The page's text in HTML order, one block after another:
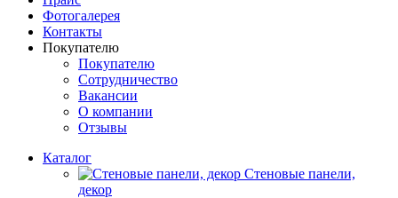
Фотогалерея
Контакты
Покупателю
Покупателю
Сотрудничество
Вакансии
О компании
Отзывы
Каталог
Стеновые панели,
декор